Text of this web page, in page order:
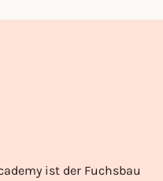
ist der Fuchsbau